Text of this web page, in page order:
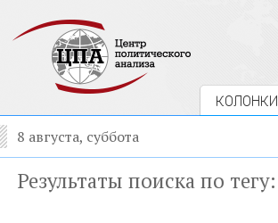
КОЛОНКИ
8 августа, суббота
Результаты поиска по тегу: